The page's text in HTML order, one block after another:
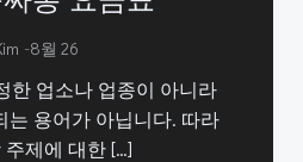
-8월 26
한 업소나 업종이 아니라
는 용어가 아닙니다. 따라
주제에 대한 […]